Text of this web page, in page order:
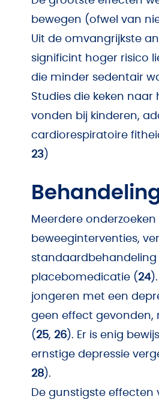
bewegen (ofwel van
Uit de omvangrijkste
significint hoger risico
die minder sedentair
Studies die keken
vonden bij kinderen,
cardiorespiratoire
23)
Meerdere
beweeginterventies,
placebomedicatie ( 24
jongeren met een
geen effect gevonden,
( 25, 26). Er is enig
ernstige depressie
28).
De gunstigste effecten